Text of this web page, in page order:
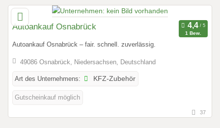
Autoankauf Osnabrück
1 Bew.
Autoankauf Osnabrück – fair. schnell. zuverlässig.
49086 Osnabrück, Niedersachsen, Deutschland
Art des Unternehmens: KFZ-Zubehör
Gutscheinkauf möglich
37